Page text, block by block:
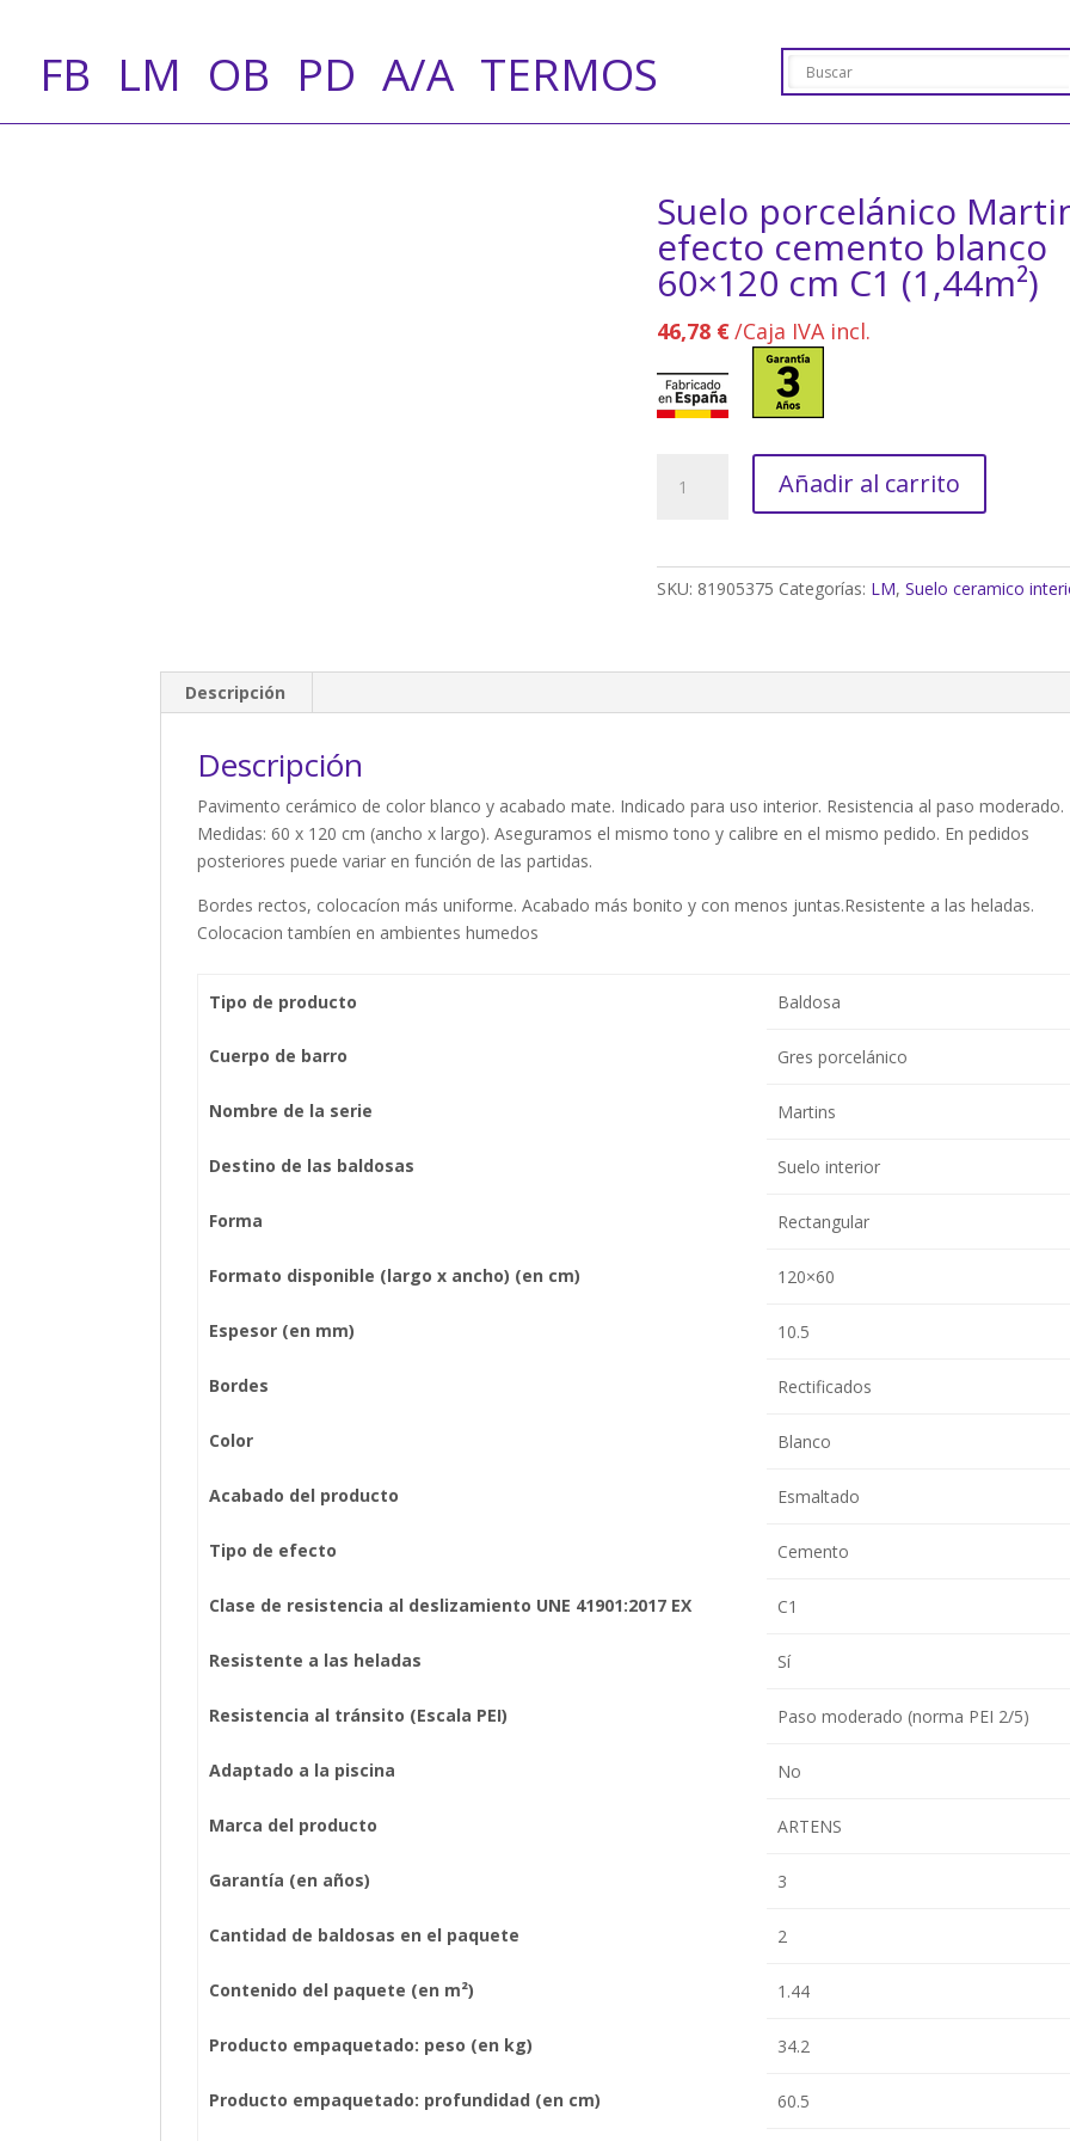
FB LM OB PD A/A TERMOS
Suelo porcelánico
efecto cemento blanco
60×120 cm C1 (1,44m²)
46,78 €/Caja IVA incl.
porcelánico
(1,44m²)
Añadir al carrito
SKU: 81905375 Categorías: LM, Suelo ceramico
Descripción
Descripción
Pavimento cerámico de color blanco y acabado mate. Indicado para uso interior. Resistencia al paso moderado.
Medidas: 60 x 120 cm (ancho x largo). Aseguramos el mismo tono y calibre en el mismo pedido. En pedidos
posteriores puede variar en función de las partidas.
Bordes rectos, colocacíon más uniforme. Acabado más bonito y con menos juntas.Resistente a las heladas.
Colocacion tambíen en ambientes humedos
Tipo de producto Baldosa
Cuerpo de barro Gres porcelánico
Nombre de la serie Martins
Destino de las baldosas Suelo interior
Forma Rectangular
Formato disponible (largo x ancho) (en cm) 120×60
Espesor (en mm) 10.5
Bordes Rectificados
Color Blanco
Acabado del producto Esmaltado
Tipo de efecto Cemento
Clase de resistencia al deslizamiento UNE 41901:2017 EX C1
Resistente a las heladas Sí
Resistencia al tránsito (Escala PEI) Paso moderado (norma PEI 2/5)
Adaptado a la piscina No
Marca del producto ARTENS
Garantía (en años) 3
Cantidad de baldosas en el paquete 2
Contenido del paquete (en m²) 1.44
Producto empaquetado: peso (en kg) 34.2
Producto empaquetado: profundidad (en cm) 60.5